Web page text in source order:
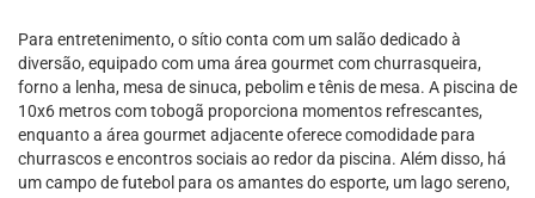
Para entretenimento, o sítio conta com um salão dedicado à
diversão, equipado com uma área gourmet com churrasqueira,
forno a lenha, mesa de sinuca, pebolim e tênis de mesa. A piscina de
10x6 metros com tobogã proporciona momentos refrescantes,
enquanto a área gourmet adjacente oferece comodidade para
churrascos e encontros sociais ao redor da piscina. Além disso, há
um campo de futebol para os amantes do esporte, um lago sereno,